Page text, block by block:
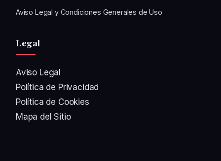
Aviso Legal y Condiciones Generales de Uso
Legal
Aviso Legal
Política de Privacidad
Política de Cookies
Mapa del Sitio